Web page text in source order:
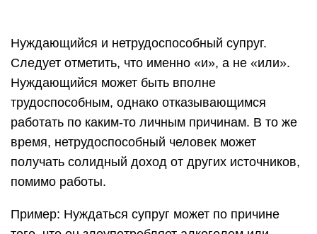
Нуждающийся и нетрудоспособный супруг.
Следует отметить, что именно «и», а не «или».
Нуждающийся может быть вполне
трудоспособным, однако отказывающимся
работать по каким-то личным причинам. В то же
время, нетрудоспособный человек может
получать солидный доход от других источников,
помимо работы.
Пример: Нуждаться супруг может по причине